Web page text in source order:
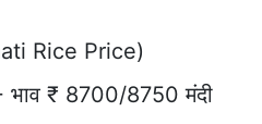
Rice Price)
भाव ₹ 8700/8750 मंदी